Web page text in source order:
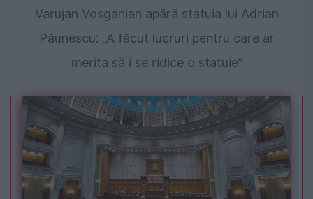
Varujan Vosganian apără statuia lui Adrian
Păunescu: „A făcut lucruri pentru care ar
merita să i se ridice o statuie”